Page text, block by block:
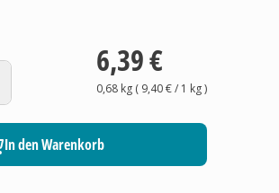
6,39 €
0,68 kg( 9,40 €/ 1 kg)
In den Warenkorb